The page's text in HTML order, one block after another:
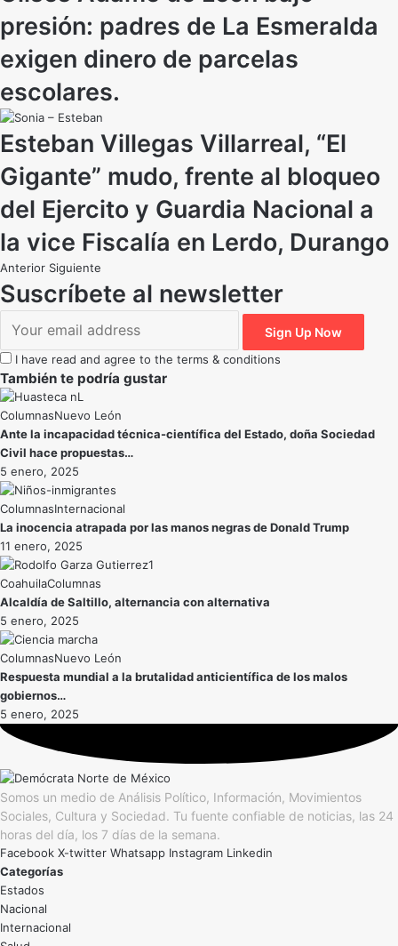
presión: padres de La Esmeralda
exigen dinero de parcelas
escolares.
Esteban Villegas Villarreal, “El
Gigante” mudo, frente al bloqueo
del Ejercito y Guardia Nacional a
la vice Fiscalía en Lerdo, Durango
Anterior Siguiente
Suscríbete al newsletter
I have read and agree to the terms & conditions
También te podría gustar
Nuevo León
Ante la incapacidad técnica-científica del Estado, doña Sociedad
Civil hace propuestas…
5 enero, 2025
Internacional
La inocencia atrapada por las manos negras de Donald Trump
11 enero, 2025
Coahuila
Alcaldía de Saltillo, alternancia con alternativa
5 enero, 2025
Nuevo León
Respuesta mundial a la brutalidad anticientífica de los malos
gobiernos…
5 enero, 2025
Somos un medio de Análisis Político, Información, Movimientos
Sociales, Cultura y Sociedad. Tu fuente confiable de noticias, las 24
horas del día, los 7 días de la semana.
Facebook X-twitter Whatsapp Instagram Linkedin
Categorías
Estados
Nacional
Internacional